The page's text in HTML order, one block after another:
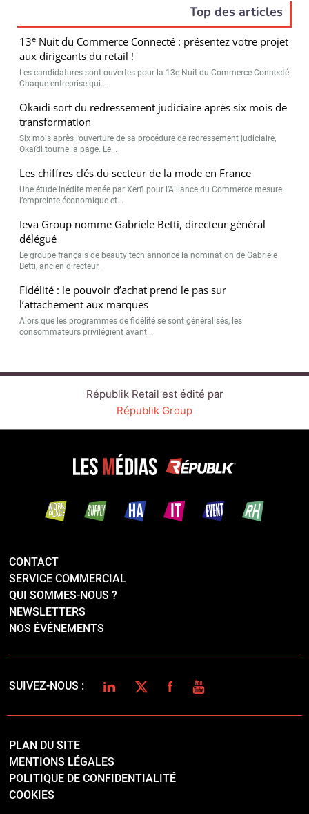
Top des articles
13e Nuit du Commerce Connecté : présentez votre projet
aux dirigeants du retail !
Les candidatures sont ouvertes pour la 13e Nuit du Commerce Connecté.
Chaque entreprise qui...
Okaïdi sort du redressement judiciaire après six mois de
transformation
Six mois après l’ouverture de sa procédure de redressement judiciaire,
Okaïdi tourne la page. Le...
Les chiffres clés du secteur de la mode en France
Une étude inédite menée par Xerfi pour l’Alliance du Commerce mesure
l’empreinte économique et...
Ieva Group nomme Gabriele Betti, directeur général
délégué
Le groupe français de beauty tech annonce la nomination de Gabriele
Betti, ancien directeur...
Fidélité : le pouvoir d’achat prend le pas sur
l’attachement aux marques
Alors que les programmes de fidélité se sont généralisés, les
consommateurs privilégient avant...
Républik Retail est édité par
Républik Group
CONTACT
SERVICE COMMERCIAL
QUI SOMMES-NOUS ?
NEWSLETTERS
NOS ÉVÉNEMENTS
SUIVEZ-NOUS : LINKEDINTWITTERFACEBOOK
YOUTUBE
PLAN DU SITE
MENTIONS LÉGALES
POLITIQUE DE CONFIDENTIALITÉ
COOKIES